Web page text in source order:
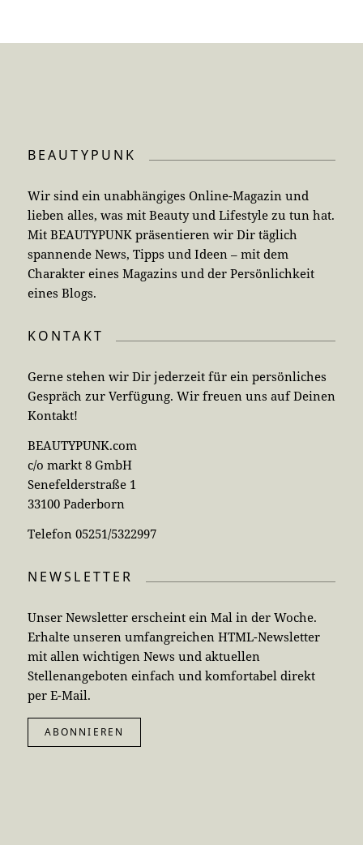
BEAUTYPUNK
Wir sind ein unabhängiges Online-Magazin und
lieben alles, was mit Beauty und Lifestyle zu tun hat.
Mit BEAUTYPUNK präsentieren wir Dir täglich
spannende News, Tipps und Ideen – mit dem
Charakter eines Magazins und der Persönlichkeit
eines Blogs.
KONTAKT
Gerne stehen wir Dir jederzeit für ein persönliches
Gespräch zur Verfügung. Wir freuen uns auf Deinen
Kontakt!
BEAUTYPUNK.com
c/o markt 8 GmbH
Senefelderstraße 1
33100 Paderborn
Telefon 05251/5322997
NEWSLETTER
Unser Newsletter erscheint ein Mal in der Woche.
Erhalte unseren umfangreichen HTML-Newsletter
mit allen wichtigen News und aktuellen
Stellenangeboten einfach und komfortabel direkt
per E-Mail.
ABONNIEREN